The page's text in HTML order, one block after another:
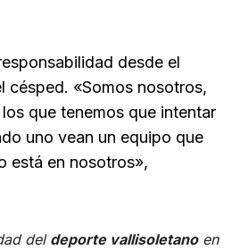
desde el
césped. «Somos nosotros,
que tenemos que intentar
uno vean un equipo que
está en nosotros»,
del deporte vallisoletanoen